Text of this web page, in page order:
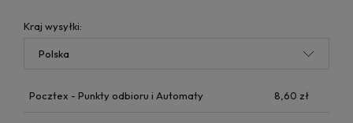
Kraj wysyłki:
Pocztex - Punkty odbioru i Automaty 8,60 zł